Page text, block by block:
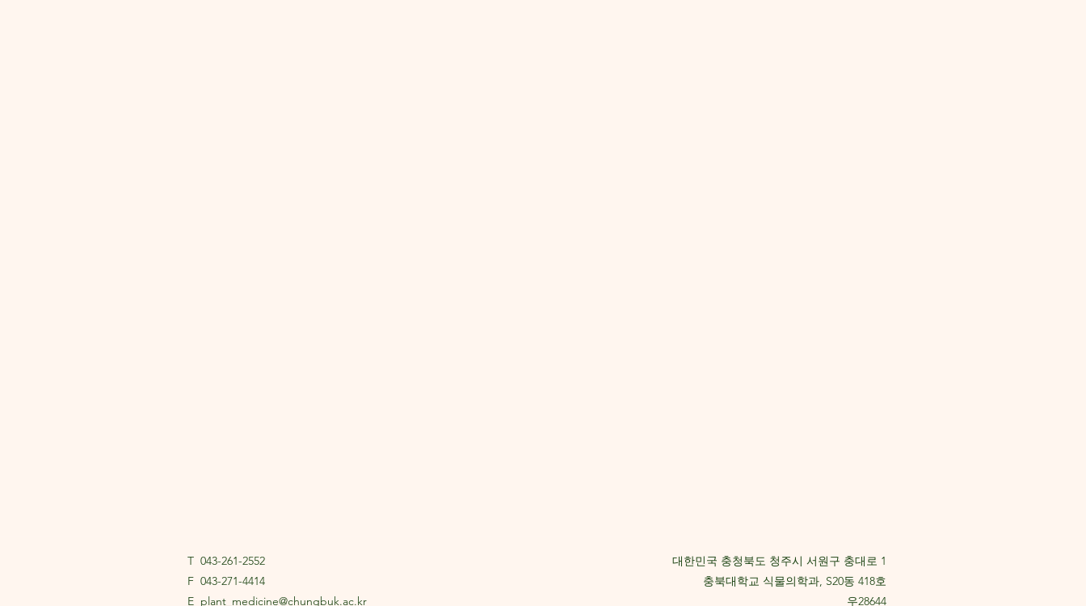
T 043-261-2552​
F 043-271-4414
E plant_medicine@chungbuk.ac.kr
대한민국 충청북도 청주시 서원구 충대로 1
충북대학교 식물의학과, S20동 418호
우28644